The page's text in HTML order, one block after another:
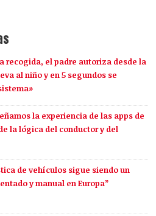
recogida, el padre autoriza desde la
al niño y en 5 segundos se
la experiencia de las apps de
la lógica del conductor y del
de vehículos sigue siendo un
y manual en Europa”